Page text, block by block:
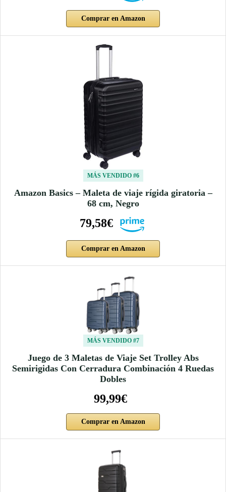
Comprar en Amazon
MÁS VENDIDO #6
Amazon Basics – Maleta de viaje rígida giratoria –
68 cm, Negro
79,58€
Comprar en Amazon
MÁS VENDIDO #7
Juego de 3 Maletas de Viaje Set Trolley Abs
Semirigidas Con Cerradura Combinación 4 Ruedas
Dobles
99,99€
Comprar en Amazon